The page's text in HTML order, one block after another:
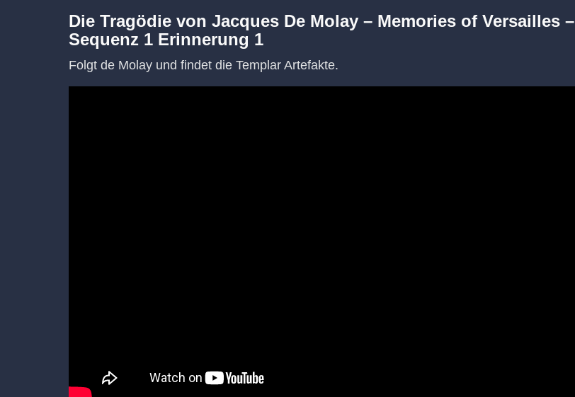
Die Tragödie von Jacques De Molay – Memories of Versailles –
Sequenz 1 Erinnerung 1
Folgt de Molay und findet die Templar Artefakte.